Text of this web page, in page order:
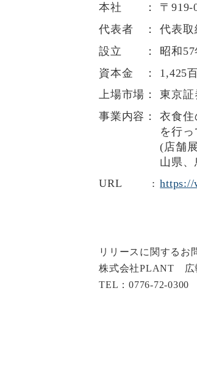
本社 ：
〒
代表者 ：
代表
設立 ：
昭和
資本金 ：
1,425
上場市場：
東京証
事業内容：
衣食住
を行
(店舗
山県、
URL :
リリースに関するお
株式会社PLANT 広
TEL：0776-72-0300